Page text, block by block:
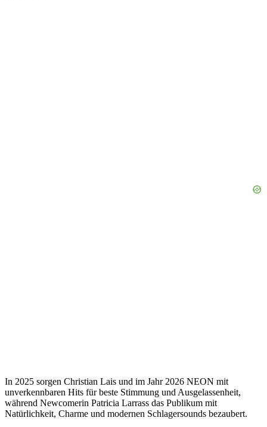
In 2025 sorgen Christian Lais und im Jahr 2026 NEON mit
unverkennbaren Hits für beste Stimmung und Ausgelassenheit,
während Newcomerin Patricia Larrass das Publikum mit
Natürlichkeit, Charme und modernen Schlagersounds bezaubert.